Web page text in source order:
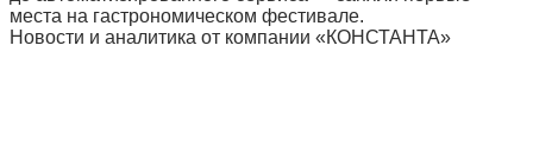
места на гастрономическом фестивале.
Новости и аналитика от компании «КОНСТАНТА»